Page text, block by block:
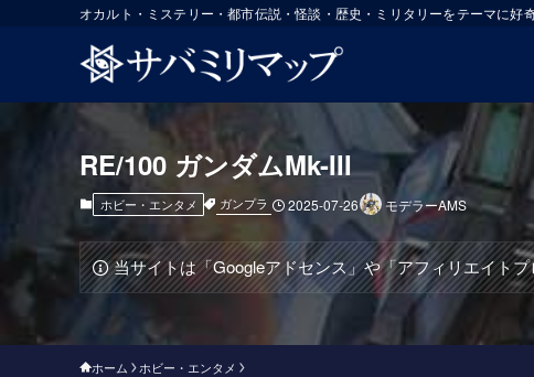
オカルト・ミステリー・都市伝説・怪談・歴史・ミリタリーをテーマに好
RE/100 ガンダムMk-III
ホビー・エンタメ ガンプラ 2025-07-26 モデラーAMS
当サイトは「Googleアドセンス」や「アフィリエイト
ホーム ホビー・エンタメ